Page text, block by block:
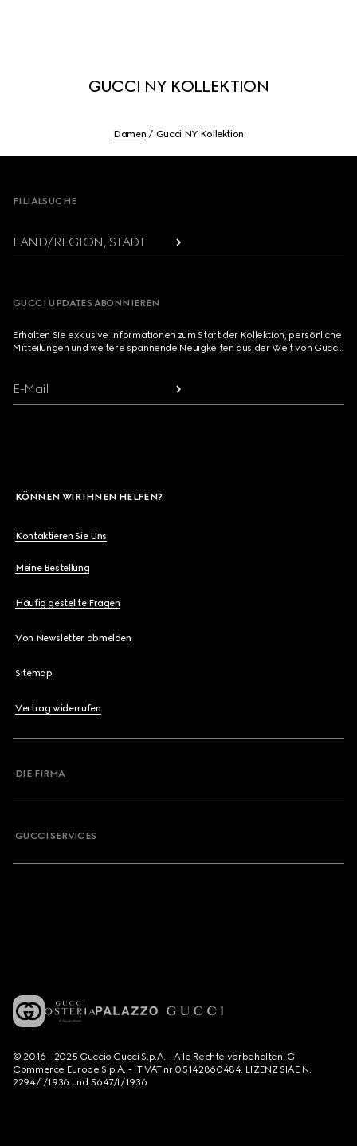
GUCCI NY KOLLEKTION
Damen Gucci NY Kollektion
FILIALSUCHE
LAND/REGION, STADT
GUCCI UPDATES ABONNIEREN
Erhalten Sie exklusive Informationen zum Start der Kollektion, persönliche
Mitteilungen und weitere spannende Neuigkeiten aus der Welt von Gucci.
E-Mail
KÖNNEN WIR IHNEN HELFEN?
Kontaktieren Sie Uns
Meine Bestellung
Häufig gestellte Fragen
Von Newsletter abmelden
Sitemap
Vertrag widerrufen
DIE FIRMA
GUCCI SERVICES
© 2016 - 2025 Guccio Gucci S.p.A. - Alle Rechte vorbehalten. G
Commerce Europe S.p.A. - IT VAT nr 05142860484. LIZENZ SIAE N.
2294/I/1936 und 5647/I/1936